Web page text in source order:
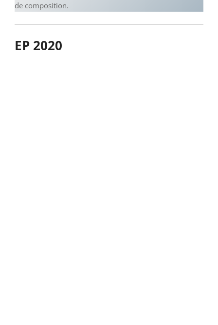
de composition.
EP 2020